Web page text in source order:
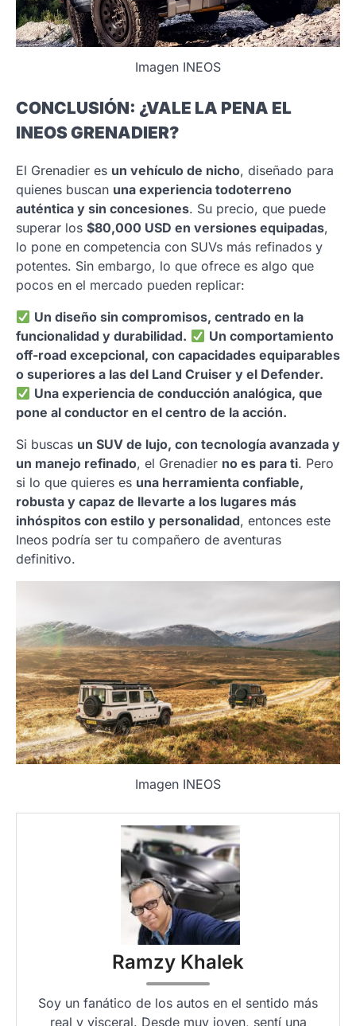
Imagen INEOS
CONCLUSIÓN: ¿VALE LA PENA EL
INEOS GRENADIER?
El Grenadier es un vehículo de nicho, diseñado para
quienes buscan una experiencia todoterreno
auténtica y sin concesiones. Su precio, que puede
superar los $80,000 USD en versiones equipadas,
lo pone en competencia con SUVs más refinados y
potentes. Sin embargo, lo que ofrece es algo que
pocos en el mercado pueden replicar:
Un diseño sin compromisos, centrado en la
funcionalidad y durabilidad.
Un comportamiento
off-road excepcional, con capacidades equiparables
o superiores a las del Land Cruiser y el Defender.
Una experiencia de conducción analógica, que
pone al conductor en el centro de la acción.
Si buscas un SUV de lujo, con tecnología avanzada y
un manejo refinado, el Grenadier no es para ti. Pero
si lo que quieres es una herramienta confiable,
robusta y capaz de llevarte a los lugares más
inhóspitos con estilo y personalidad, entonces este
Ineos podría ser tu compañero de aventuras
definitivo.
Imagen INEOS
Ramzy Khalek
Soy un fanático de los autos en el sentido más
real y visceral. Desde muy joven, sentí una